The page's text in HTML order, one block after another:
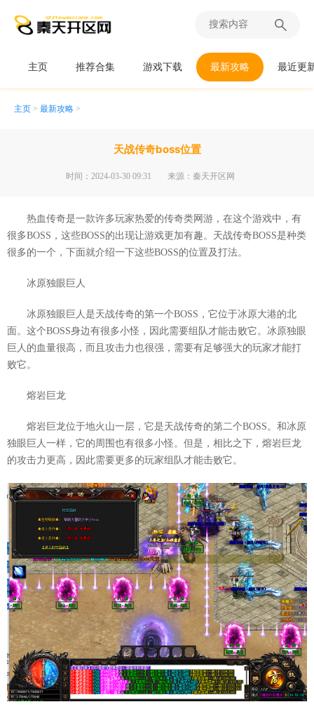
主页 推荐合集 游戏下载 最新攻略 最近更
主页 > 最新攻略 >
天战传奇boss位置
时间：2024-03-30 09:31 来源：秦天开区网
热血传奇是一款许多玩家热爱的传奇类网游，在这个游戏中，有
很多BOSS，这些BOSS的出现让游戏更加有趣。天战传奇BOSS是种类
很多的一个，下面就介绍一下这些BOSS的位置及打法。
冰原独眼巨人
冰原独眼巨人是天战传奇的第一个BOSS，它位于冰原大港的北
面。这个BOSS身边有很多小怪，因此需要组队才能击败它。冰原独眼
巨人的血量很高，而且攻击力也很强，需要有足够强大的玩家才能打
败它。
熔岩巨龙
熔岩巨龙位于地火山一层，它是天战传奇的第二个BOSS。和冰原
独眼巨人一样，它的周围也有很多小怪。但是，相比之下，熔岩巨龙
的攻击力更高，因此需要更多的玩家组队才能击败它。